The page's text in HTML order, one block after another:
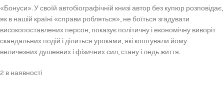
«Бонуси». У своїй автобіографічній книзі автор без купюр розповідає,
як в нашій країні «справи робляться», не боїться згадувати
високопоставлених персон, показує політичну і економічну виворіт
скандальних подій і ділиться уроками, які коштували йому
величезних душевних і фізичних сил, стану і ледь життя.
2 в наявності